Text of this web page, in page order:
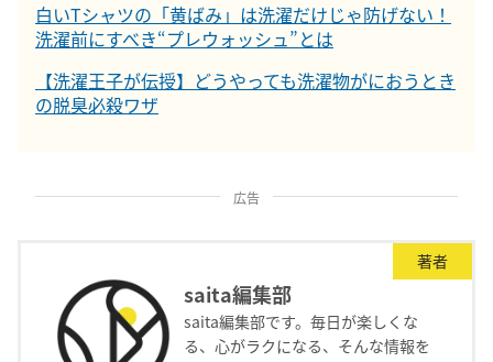
白いTシャツの「黄ばみ」は洗濯だけじゃ防げない！
洗濯前にすべき“プレウォッシュ”とは
【洗濯王子が伝授】どうやっても洗濯物がにおうとき
の脱臭必殺ワザ
広告
著者
saita編集部
saita編集部です。毎日が楽しくな
る、心がラクになる、そんな情報を